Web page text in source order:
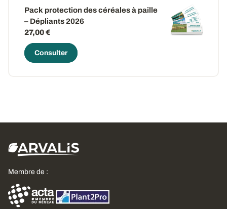
Pack protection des céréales à paille
– Dépliants 2026
27,00 €
Consulter
Membre de :